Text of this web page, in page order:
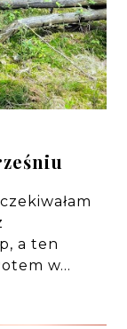
a ten
w…